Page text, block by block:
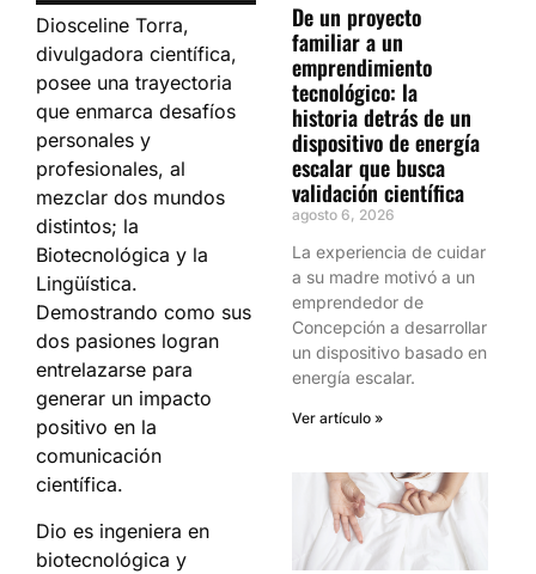
Diosceline Torra,
divulgadora científica,
posee una trayectoria
que enmarca desafíos
personales y
profesionales, al
mezclar dos mundos
distintos; la
Biotecnológica y la
Lingüística.
Demostrando como sus
dos pasiones logran
entrelazarse para
generar un impacto
positivo en la
comunicación
científica.
Dio es ingeniera en
biotecnológica y
De un proyecto
familiar a un
emprendimiento
tecnológico: la
historia detrás de un
dispositivo de energía
escalar que busca
validación científica
agosto 6, 2026
La experiencia de cuidar
a su madre motivó a un
emprendedor de
Concepción a desarrollar
un dispositivo basado en
energía escalar.
Ver artículo »